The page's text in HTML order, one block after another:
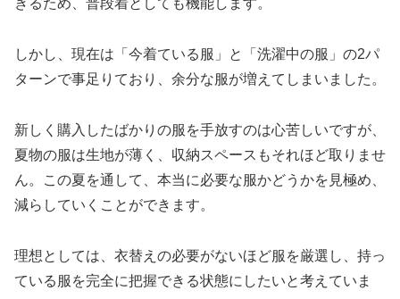
きるため、普段着としても機能します。
しかし、現在は「今着ている服」と「洗濯中の服」の2パ
ターンで事足りており、余分な服が増えてしまいました。
新しく購入したばかりの服を手放すのは心苦しいですが、
夏物の服は生地が薄く、収納スペースもそれほど取りませ
ん。この夏を通して、本当に必要な服かどうかを見極め、
減らしていくことができます。
理想としては、衣替えの必要がないほど服を厳選し、持っ
ている服を完全に把握できる状態にしたいと考えていま